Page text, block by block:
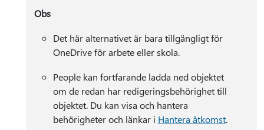
Obs
Det här alternativet är bara tillgängligt för
OneDrive för arbete eller skola.
People kan fortfarande ladda ned objektet
om de redan har redigeringsbehörighet till
objektet. Du kan visa och hantera
behörigheter och länkar i Hantera åtkomst.